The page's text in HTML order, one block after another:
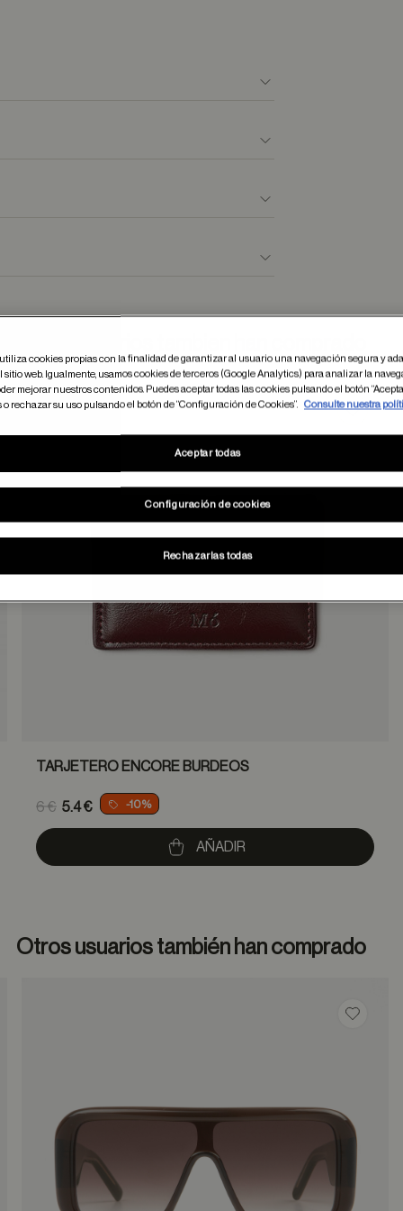
TARJETERO ENCORE BURDEOS
Price reduced from
6 €
to
5.4 € -10%
AÑADIR
Otros usuarios también han comprado
en favoritos
cookies propias con la finalidad de garantizar al usuario una navegación segura y
sitio web. Igualmente, usamos cookies de terceros (Google Analytics) para analizar la
mejorar nuestros contenidos. Puedes aceptar todas las cookies pulsando el botón
rechazar su uso pulsando el botón de “Configuración de Cookies”.
Consulte nuestra
Configuración de cookies
Rechazarlas todas
Aceptar todas